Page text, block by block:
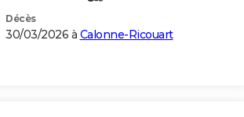
Décès
30/03/2026 à Calonne-Ricouart